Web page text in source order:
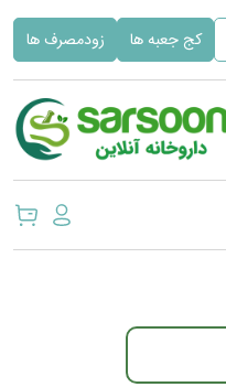
کج جعبه ها زودمصرف ها